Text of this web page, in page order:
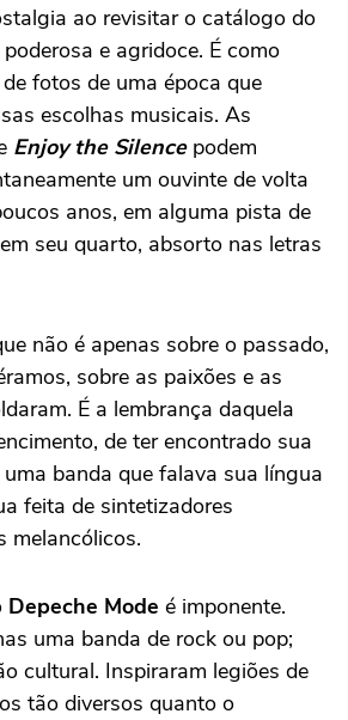
ao revisitar o catálogo do
poderosa e agridoce. É como
fotos de uma época que
escolhas musicais. As
Enjoy the Silencepodem
um ouvinte de volta
anos, em alguma pista de
seu quarto, absorto nas letras
não é apenas sobre o passado,
sobre as paixões e as
É a lembrança daquela
de ter encontrado sua
banda que falava sua língua
feita de sintetizadores
melancólicos.
Depeche Mode é imponente.
uma banda de rock ou pop;
cultural. Inspiraram legiões de
tão diversos quanto o